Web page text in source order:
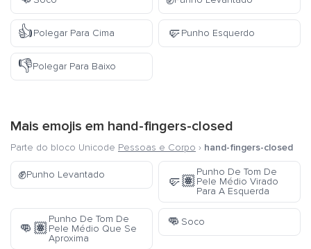
👍Polegar Para Cima 🤛Punho Esquerdo
👎Polegar Para Baixo
Mais emojis em hand-fingers-closed
Parte do bloco Unicode Pessoas e Corpo › hand-fingers-closed
✊Punho Levantado 🤛🏽
Punho De Tom De
Pele Médio Virado
Para A Esquerda
👊🏽
Punho De Tom De
Pele Médio Que Se
Aproxima
👊 Soco